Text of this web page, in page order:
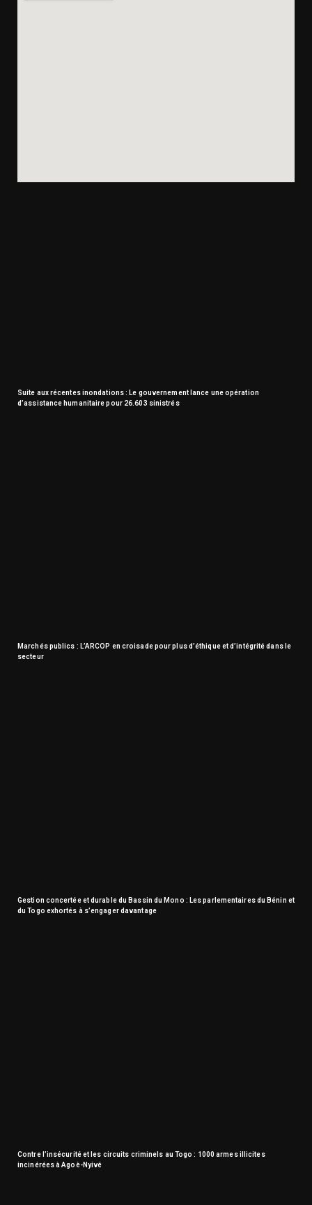
Suite aux récentes inondations : Le gouvernement lance une opération
d’assistance humanitaire pour 26.603 sinistrés
Marchés publics : L’ARCOP en croisade pour plus d’éthique et d’intégrité dans le
secteur
Gestion concertée et durable du Bassin du Mono : Les parlementaires du Bénin et
du Togo exhortés à s’engager davantage
Contre l’insécurité et les circuits criminels au Togo : 1000 armes illicites
incinérées à Agoè-Nyivé